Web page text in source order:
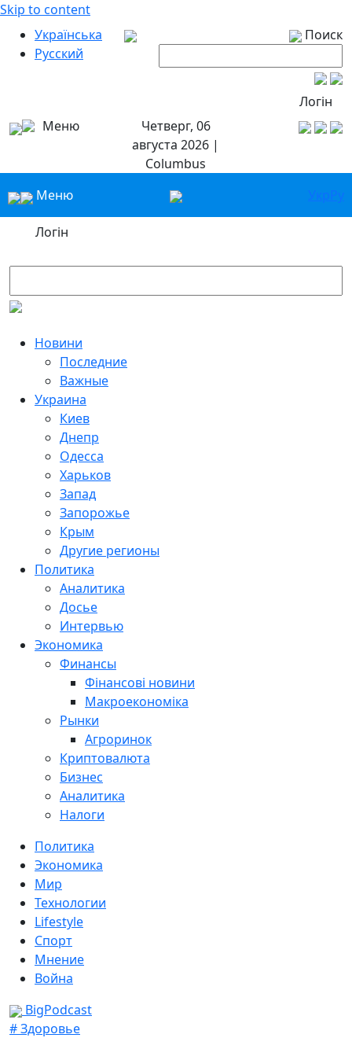
Skip to content
Українська
Русский
Поиск
Логін
Меню
Четверг, 06
августа 2026 |
Columbus
Меню
УкрРу
Логін
Новини
Последние
Важные
Украина
Киев
Днепр
Одесса
Харьков
Запад
Запорожье
Крым
Другие регионы
Политика
Аналитика
Досье
Интервью
Экономика
Финансы
Фінансові новини
Макроекономіка
Рынки
Агроринок
Криптовалюта
Бизнес
Аналитика
Налоги
Политика
Экономика
Мир
Технологии
Lifestyle
Спорт
Мнение
Война
BigPodcast
# Здоровье